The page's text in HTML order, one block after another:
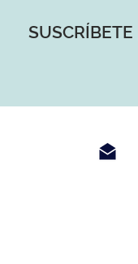
SUSCRÍBETE